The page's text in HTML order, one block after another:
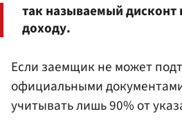
так называемый дисконт
доходу.
Если заемщик не может
официальными
учитывать лишь 90% от